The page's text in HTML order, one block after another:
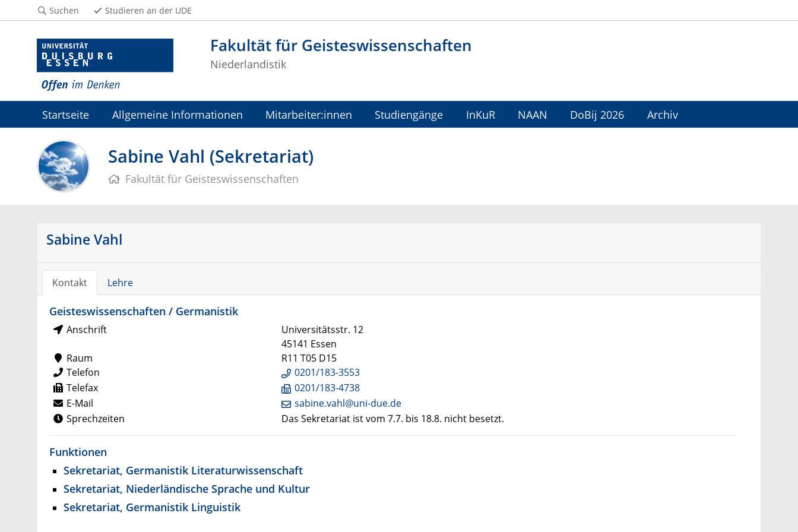
Fakultät für Geisteswissenschaften
Niederlandistik
Suchen Studieren an der UDE
Startseite Allgemeine Informationen Mitarbeiter:innen Studiengänge InKuR NAAN DoBij 2026 Archiv
Sabine Vahl (Sekretariat)
Fakultät für Geisteswissenschaften
Sabine Vahl
Kontakt Lehre
Geisteswissenschaften / Germanistik
Anschrift
Universitätsstr. 12
45141 Essen
Raum
R11 T05 D15
Telefon
0201/183-3553
Telefax
0201/183-4738
E-Mail
sabine.vahl@uni-due.de
Sprechzeiten
Das Sekretariat ist vom 7.7. bis 18.8. nicht besetzt.
Funktionen
Sekretariat, Germanistik Literaturwissenschaft
Sekretariat, Niederländische Sprache und Kultur
Sekretariat, Germanistik Linguistik